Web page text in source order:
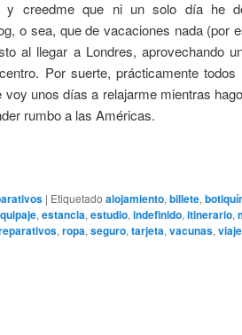
y creedme que ni un solo día he
o sea, que de vacaciones nada (por
al llegar a Londres, aprovechando
Por suerte, prácticamente todos
unos días a relajarme mientras
rumbo a las Américas.
| Etiquetado alojamiento, billete,
, estancia, estudio, indefinido, itinerario,
, ropa, seguro, tarjeta, vacunas, viaje